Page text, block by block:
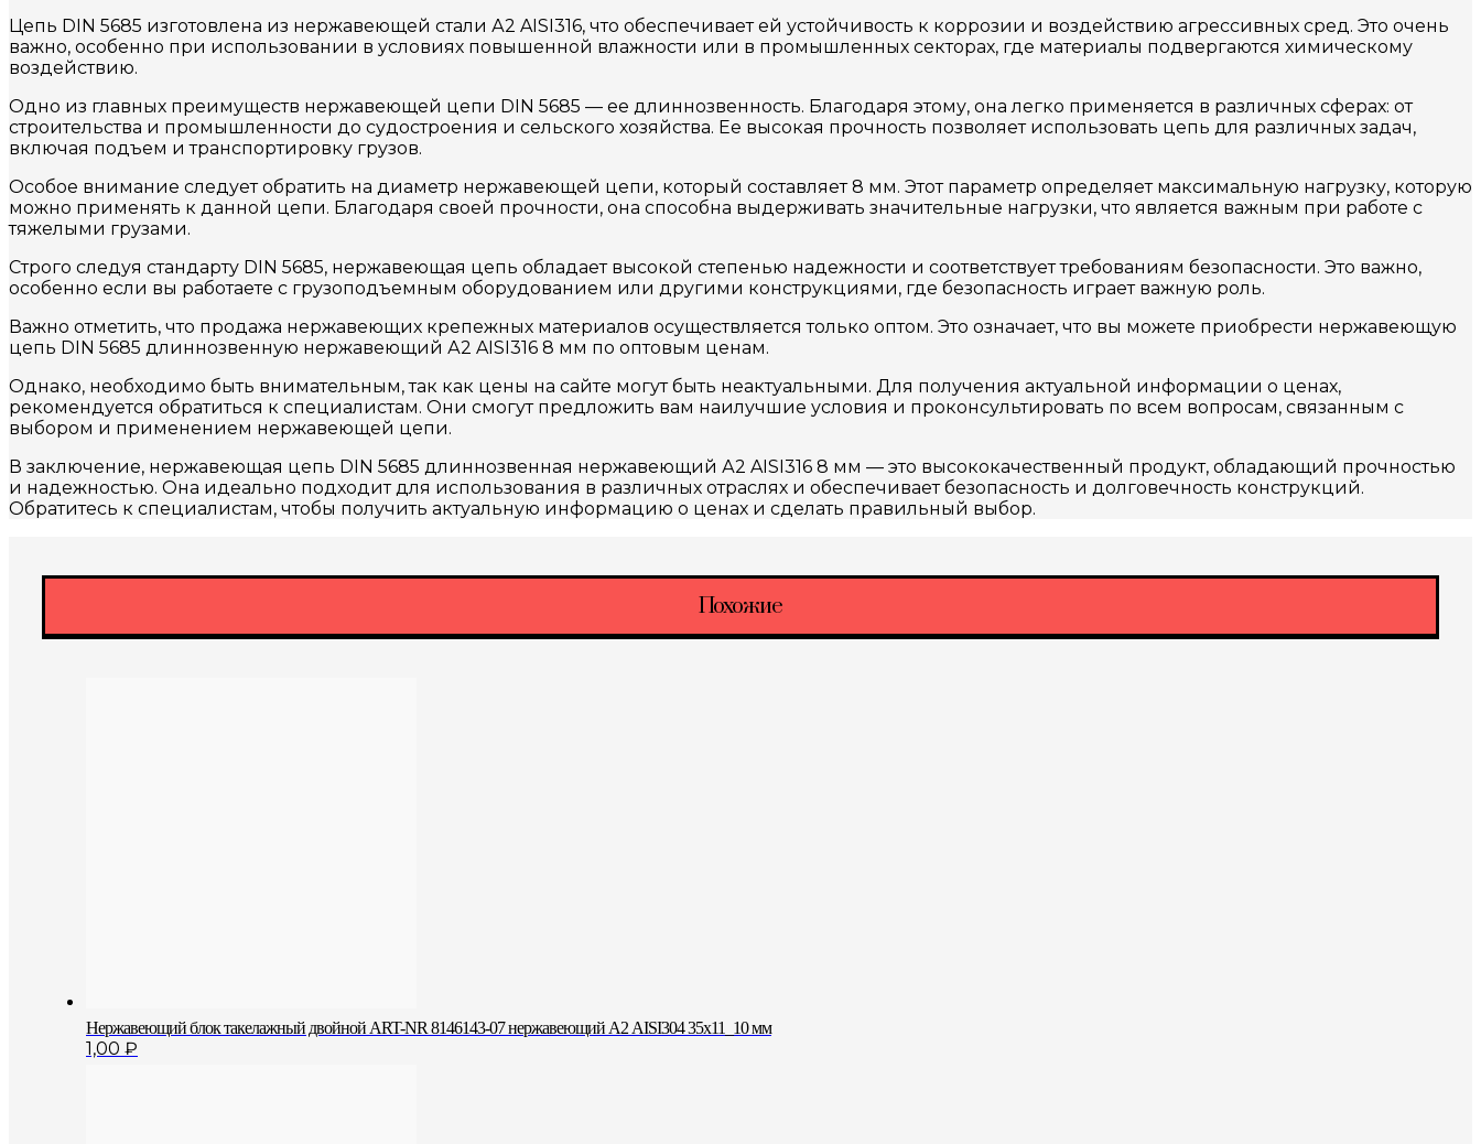
Цепь DIN 5685 изготовлена из нержавеющей стали А2 AISI316, что обеспечивает ей устойчивость к коррозии и воздействию агрессивных сред. Это очень
важно, особенно при использовании в условиях повышенной влажности или в промышленных секторах, где материалы подвергаются химическому
воздействию.
Одно из главных преимуществ нержавеющей цепи DIN 5685 — ее длиннозвенность. Благодаря этому, она легко применяется в различных сферах: от
строительства и промышленности до судостроения и сельского хозяйства. Ее высокая прочность позволяет использовать цепь для различных задач,
включая подъем и транспортировку грузов.
Особое внимание следует обратить на диаметр нержавеющей цепи, который составляет 8 мм. Этот параметр определяет максимальную нагрузку, которую
можно применять к данной цепи. Благодаря своей прочности, она способна выдерживать значительные нагрузки, что является важным при работе с
тяжелыми грузами.
Строго следуя стандарту DIN 5685, нержавеющая цепь обладает высокой степенью надежности и соответствует требованиям безопасности. Это важно,
особенно если вы работаете с грузоподъемным оборудованием или другими конструкциями, где безопасность играет важную роль.
Важно отметить, что продажа нержавеющих крепежных материалов осуществляется только оптом. Это означает, что вы можете приобрести нержавеющую
цепь DIN 5685 длиннозвенную нержавеющий А2 AISI316 8 мм по оптовым ценам.
Однако, необходимо быть внимательным, так как цены на сайте могут быть неактуальными. Для получения актуальной информации о ценах,
рекомендуется обратиться к специалистам. Они смогут предложить вам наилучшие условия и проконсультировать по всем вопросам, связанным с
выбором и применением нержавеющей цепи.
В заключение, нержавеющая цепь DIN 5685 длиннозвенная нержавеющий А2 AISI316 8 мм — это высококачественный продукт, обладающий прочностью
и надежностью. Она идеально подходит для использования в различных отраслях и обеспечивает безопасность и долговечность конструкций.
Обратитесь к специалистам, чтобы получить актуальную информацию о ценах и сделать правильный выбор.
Похожие
Нержавеющий блок такелажный двойной ART-NR 8146143-07 нержавеющий А2 AISI304 35х11_10 мм
1,00 ₽